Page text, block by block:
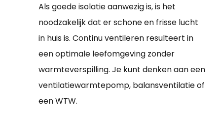
Als goede isolatie aanwezig is, is het
noodzakelijk dat er schone en frisse lucht
in huis is. Continu ventileren resulteert in
een optimale leefomgeving zonder
warmteverspilling. Je kunt denken aan een
ventilatiewarmtepomp, balansventilatie of
een WTW.